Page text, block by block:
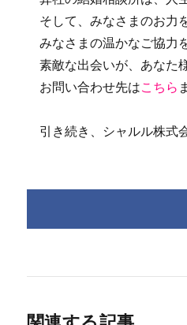
そして、みなさまのお力
みなさまの温かなご協力
素敵な出会いが、あなた
お問い合わせ先はこちら
引き続き、シャルル株式